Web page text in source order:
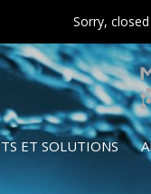
ET SOLUTIONS
Sorry,